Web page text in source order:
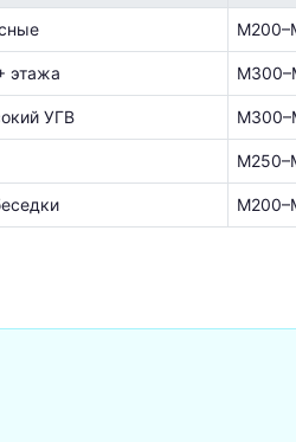
этажа
УГВ